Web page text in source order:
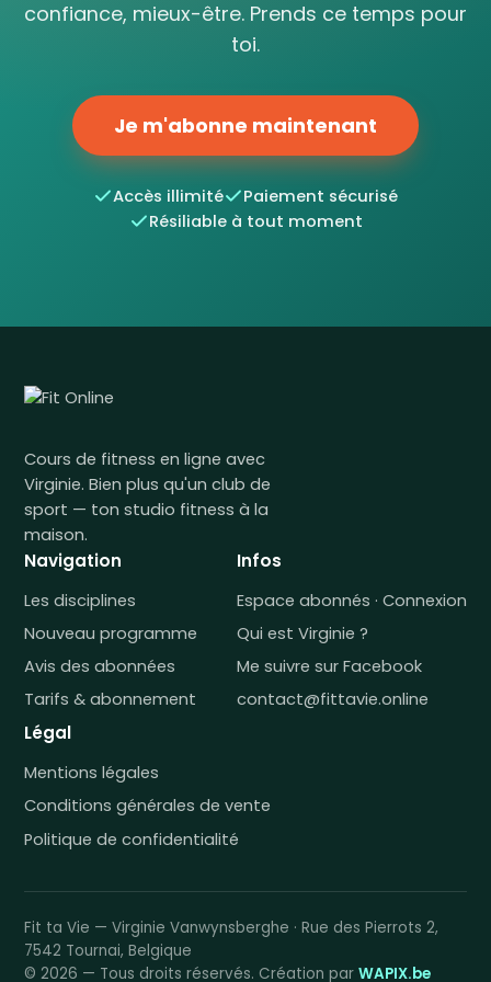
confiance, mieux-être. Prends ce temps pour
toi.
Je m'abonne maintenant
Accès illimité
Paiement sécurisé
Résiliable à tout moment
Cours de fitness en ligne avec
Virginie. Bien plus qu'un club de
sport — ton studio fitness à la
maison.
Navigation
Les disciplines
Nouveau programme
Avis des abonnées
Tarifs & abonnement
Infos
Espace abonnés · Connexion
Qui est Virginie ?
Me suivre sur Facebook
contact@fittavie.online
Légal
Mentions légales
Conditions générales de vente
Politique de confidentialité
Fit ta Vie — Virginie Vanwynsberghe · Rue des Pierrots 2,
7542 Tournai, Belgique
© 2026 — Tous droits réservés. Création par WAPIX.be